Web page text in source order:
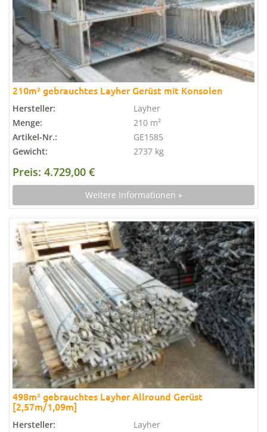
210m² gebrauchtes Layher Gerüst mit Konsolen
Hersteller:
Layher
Menge:
210 m²
Artikel-Nr.:
GE1585
Gewicht:
2737 kg
Preis: 4.729,00 €
Weitere Informationen »
498m² gebrauchtes Layher Allround Gerüst
[2,57m/1,09m]
Hersteller:
Layher